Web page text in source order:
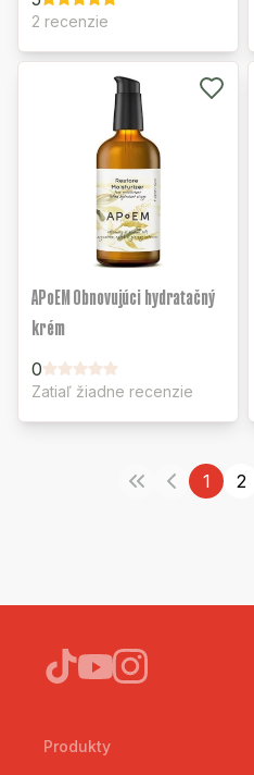
2 recenzie
APoEM Obnovujúci hydratačný
krém
0
Zatiaľ žiadne recenzie
1 2
Produkty